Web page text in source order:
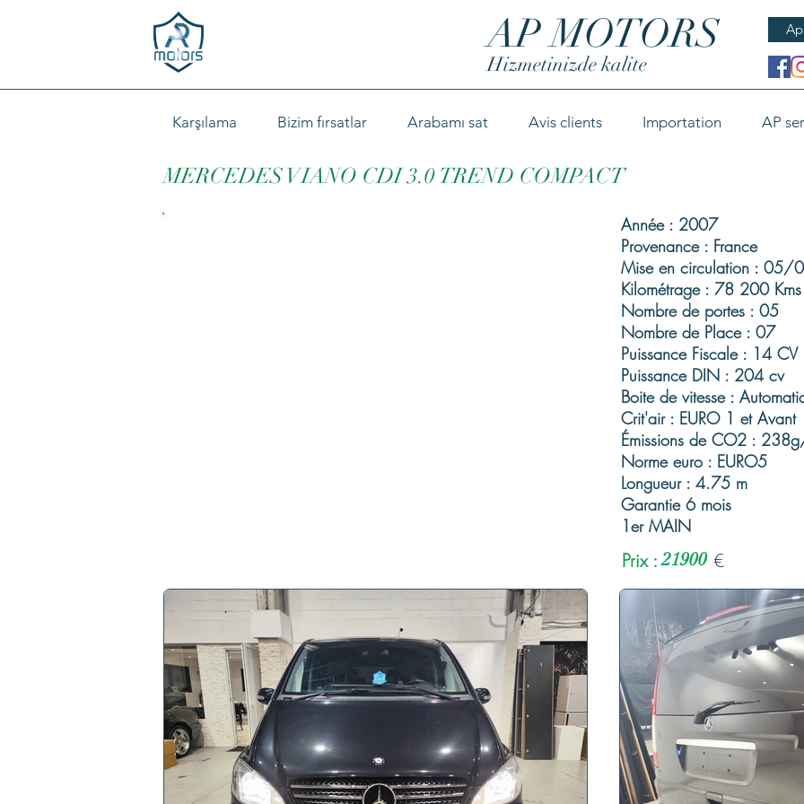
AP MOTORS
Hizmetinizde kalite
Karşılama Bizim fırsatlar Arabamı sat Avis clients Importation AP
MERCEDES VIANO CDI 3.0 TREND COMPACT
Année : 2007
Provenance : France
Mise en circulation :
Kilométrage : 78 200 Kms
Nombre de portes : 05
Nombre de Place : 07
Puissance Fiscale : 14 CV
Puissance DIN : 204 cv
Boite de vitesse :
Crit'air : EURO 1 et Avant
Émissions de CO2 :
Norme euro : EURO5
Longueur : 4.75 m
Garantie 6 mois
1er MAIN
Prix : 21900 €